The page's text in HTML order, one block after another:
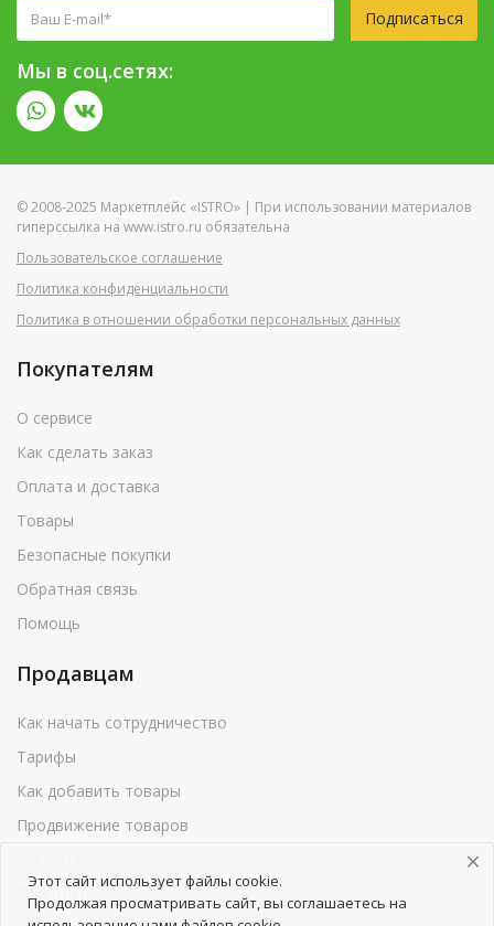
Подписаться
Мы в соц.сетях:
© 2008-2025 Маркетплейс «ISTRO» | При использовании материалов
гиперссылка на www.istro.ru обязательна
Пользовательское соглашение
Политика конфиденциальности
Политика в отношении обработки персональных данных
Покупателям
О сервисе
Как сделать заказ
Оплата и доставка
Товары
Безопасные покупки
Обратная связь
Помощь
Продавцам
Как начать сотрудничество
Тарифы
Как добавить товары
Продвижение товаров
Реквизиты
Этот сайт использует файлы cookie.
Продолжая просматривать сайт, вы соглашаетесь на